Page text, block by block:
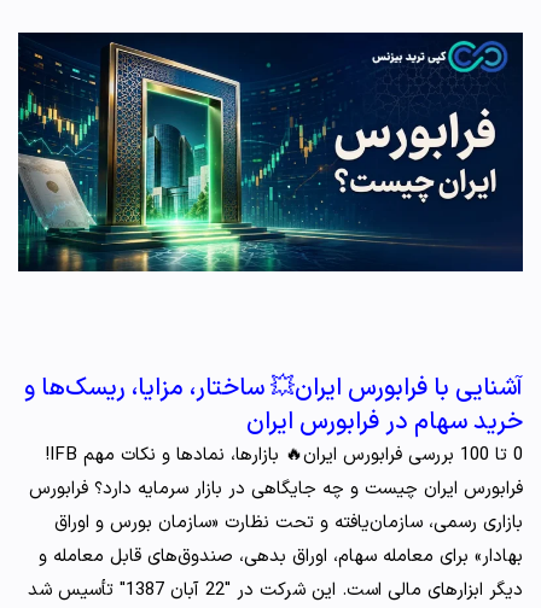
آشنایی با فرابورس ایران💥 ساختار، مزایا، ریسک‌ها و
خرید سهام در فرابورس ایران
0 تا 100 بررسی فرابورس ایران🔥 بازارها، نمادها و نکات مهم IFB!
فرابورس ایران چیست و چه جایگاهی در بازار سرمایه دارد؟ فرابورس
بازاری رسمی، سازمان‌یافته و تحت نظارت «سازمان بورس و اوراق
بهادار» برای معامله سهام، اوراق بدهی، صندوق‌های قابل معامله و
دیگر ابزارهای مالی است. این شرکت در "22 آبان 1387" تأسیس شد